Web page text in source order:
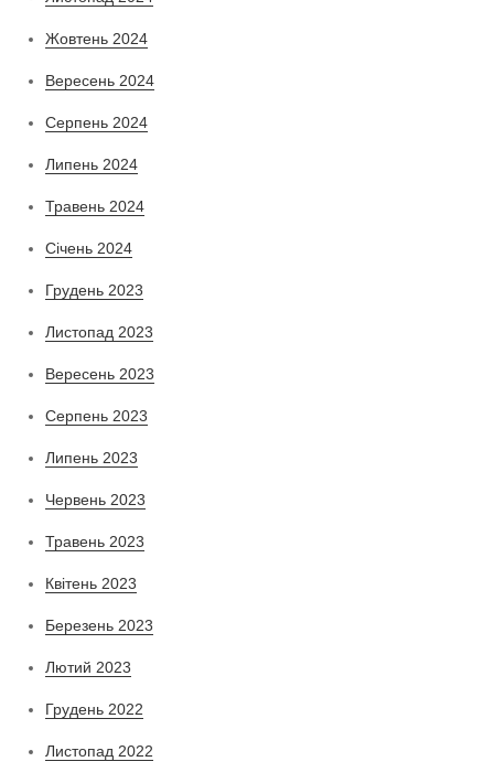
Жовтень 2024
Вересень 2024
Серпень 2024
Липень 2024
Травень 2024
Січень 2024
Грудень 2023
Листопад 2023
Вересень 2023
Серпень 2023
Липень 2023
Червень 2023
Травень 2023
Квітень 2023
Березень 2023
Лютий 2023
Грудень 2022
Листопад 2022